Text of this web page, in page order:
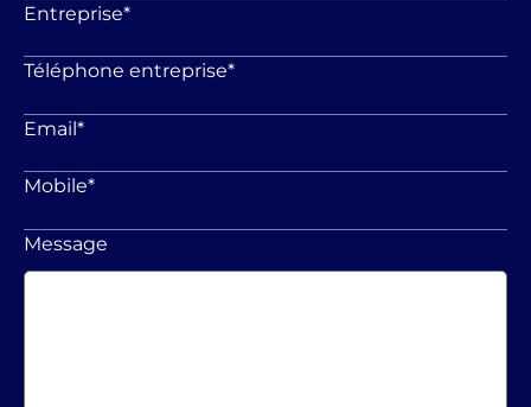
Entreprise*
Téléphone entreprise*
Email*
Mobile*
Message